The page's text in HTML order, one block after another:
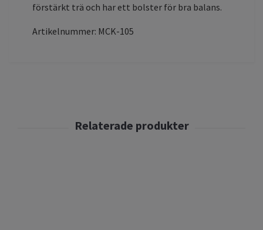
förstärkt trä och har ett bolster för bra balans.
Artikelnummer: MCK-105